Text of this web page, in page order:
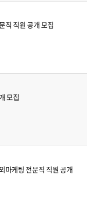
직 직원 공개 모집
모집
마케팅 전문직 직원 공개